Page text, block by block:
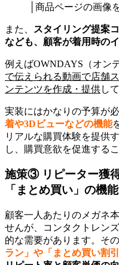
│商品ページの画像
また、
スタイリング提案
なども、顧客が着用時の
例えばOWNDAYS（オン
で伝えられる動画で店舗
ンテンツを作成・提供し
実装にはかなりの予算が
着や3Dビューなどの機能
リアルな購買体験を提供
し、購買意欲を促進する
施策③ リピーター獲
「まとめ買い」の機
顧客一人あたりのメガネ
せんが、コンタクトレン
的な需要があります。その
ラン」や「まとめ買い割